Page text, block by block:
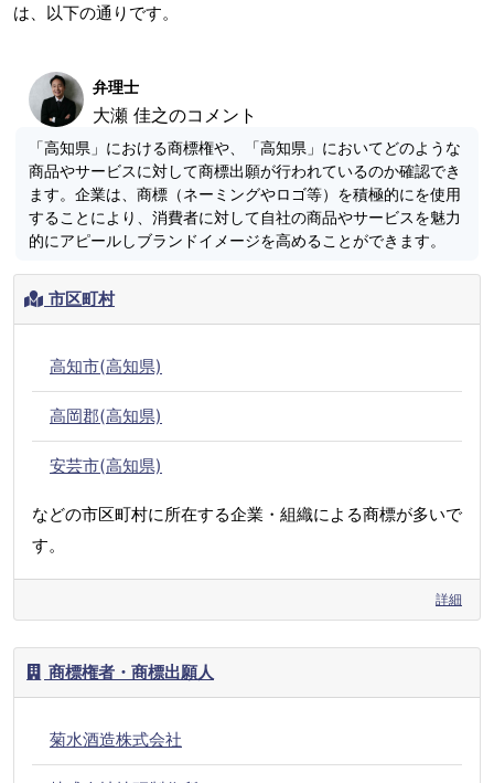
は、以下の通りです。
弁理士
大瀬 佳之のコメント
「高知県」における商標権や、「高知県」においてどのような
商品やサービスに対して商標出願が行われているのか確認でき
ます。企業は、商標（ネーミングやロゴ等）を積極的にを使用
することにより、消費者に対して自社の商品やサービスを魅力
的にアピールしブランドイメージを高めることができます。
市区町村
高知市(高知県)
高岡郡(高知県)
安芸市(高知県)
などの市区町村に所在する企業・組織による商標が多いで
す。
詳細
商標権者・商標出願人
菊水酒造株式会社